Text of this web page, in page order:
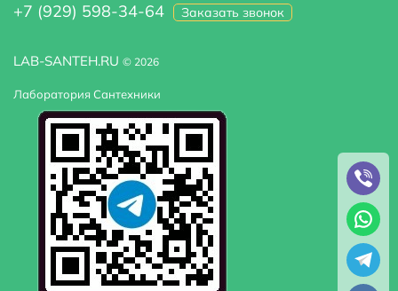
LAB-SANTEH.RU © 2026
Лаборатория Сантехники
+7 (929) 598-34-64 Заказать звонок